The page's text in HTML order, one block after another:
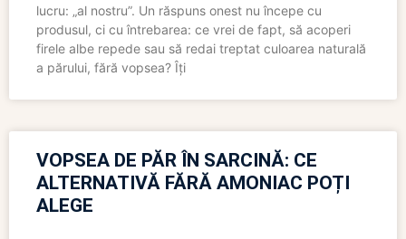
lucru: „al nostru”. Un răspuns onest nu începe cu
produsul, ci cu întrebarea: ce vrei de fapt, să acoperi
firele albe repede sau să redai treptat culoarea naturală
a părului, fără vopsea? Îți
VOPSEA DE PĂR ÎN SARCINĂ: CE
ALTERNATIVĂ FĂRĂ AMONIAC POȚI
ALEGE